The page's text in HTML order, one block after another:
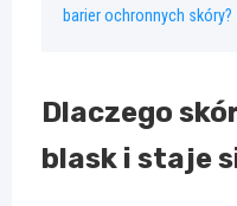
barier ochronnych skóry?
Dlaczego
blask i staje